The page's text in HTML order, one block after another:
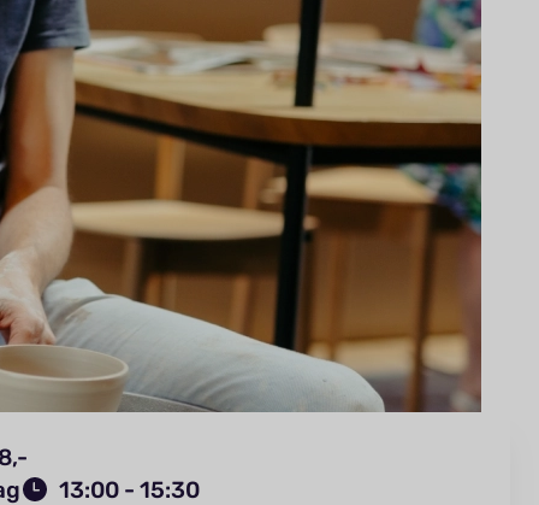
13:00 - 15:30